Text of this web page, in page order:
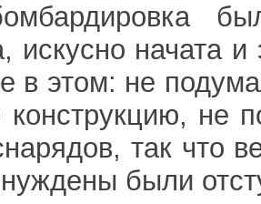
искусно начата
в этом: не
не
так что
были